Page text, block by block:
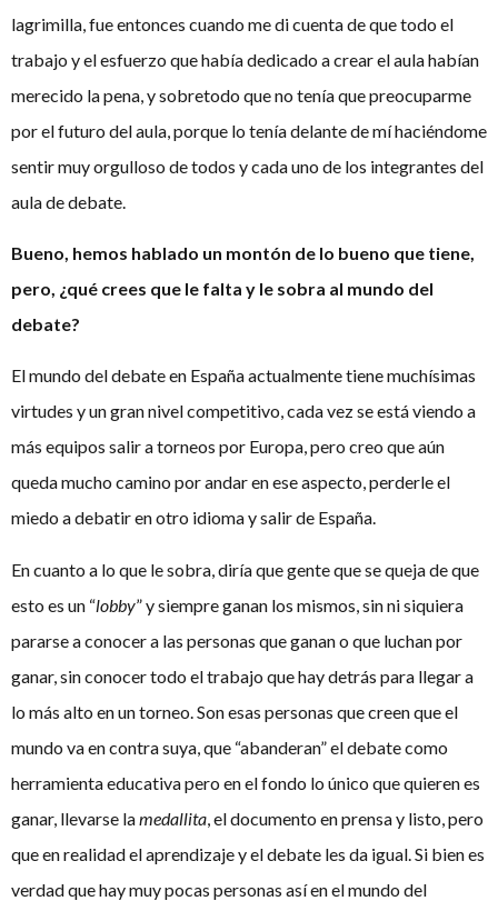
lagrimilla, fue entonces cuando me di cuenta de que todo el
trabajo y el esfuerzo que había dedicado a crear el aula habían
merecido la pena, y sobretodo que no tenía que preocuparme
por el futuro del aula, porque lo tenía delante de mí haciéndome
sentir muy orgulloso de todos y cada uno de los integrantes del
aula de debate.
Bueno, hemos hablado un montón de lo bueno que tiene,
pero, ¿qué crees que le falta y le sobra al mundo del
debate?
El mundo del debate en España actualmente tiene muchísimas
virtudes y un gran nivel competitivo, cada vez se está viendo a
más equipos salir a torneos por Europa, pero creo que aún
queda mucho camino por andar en ese aspecto, perderle el
miedo a debatir en otro idioma y salir de España.
En cuanto a lo que le sobra, diría que gente que se queja de que
esto es un “lobby” y siempre ganan los mismos, sin ni siquiera
pararse a conocer a las personas que ganan o que luchan por
ganar, sin conocer todo el trabajo que hay detrás para llegar a
lo más alto en un torneo. Son esas personas que creen que el
mundo va en contra suya, que “abanderan” el debate como
herramienta educativa pero en el fondo lo único que quieren es
ganar, llevarse lamedallita , el documento en prensa y listo, pero
que en realidad el aprendizaje y el debate les da igual. Si bien es
verdad que hay muy pocas personas así en el mundo del